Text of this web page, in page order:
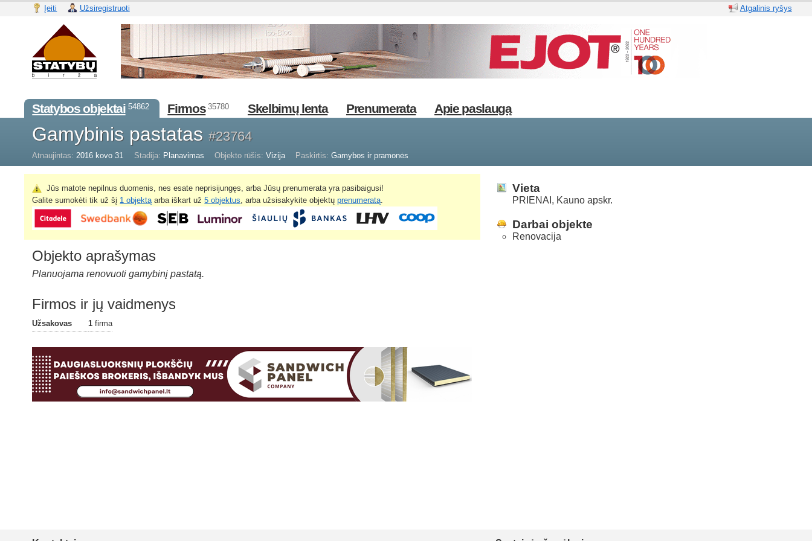
Įeiti Užsiregistruoti Atgalinis ryšys
Statybos objektai 54862 Firmos 35780 Skelbimų lenta Prenumerata Apie paslaugą
Gamybinis pastatas#23764
Atnaujintas: 2016 kovo 31 Stadija: Planavimas Objekto rūšis: Vizija Paskirtis: Gamybos ir pramonės
Jūs matote nepilnus duomenis, nes esate neprisijungęs, arba Jūsų prenumerata yra pasibaigusi!
Galite sumokėti tik už šį 1 objektą arba iškart už5 objektus , arba užsisakykite objektųprenumeratą
Objekto aprašymas
Planuojama renovuoti gamybinį pastatą.
Firmos ir jų vaidmenys
Užsakovas 1 firma
Vieta
PRIENAI, Kauno apskr.
Darbai objekte
Renovacija